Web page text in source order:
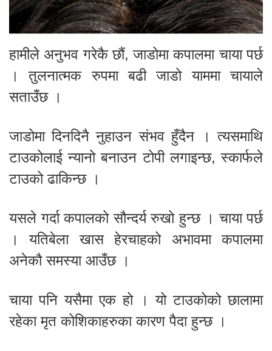
हामीले अनुभव गरेकै छौं, जाडोमा कपालमा चाया पर्छ
। तुलनात्मक रुपमा बढी जाडो याममा चायाले
सताउँछ ।
जाडोमा दिनदिनै नुहाउन संभव हुँदैन । त्यसमाथि
टाउकोलाई न्यानो बनाउन टोपी लगाइन्छ, स्कार्फले
टाउको ढाकिन्छ ।
यसले गर्दा कपालको सौन्दर्य रुखो हुन्छ । चाया पर्छ
। यतिबेला खास हेरचाहको अभावमा कपालमा
अनेकौ समस्या आउँछ ।
चाया पनि यसैमा एक हो । यो टाउकोको छालामा
रहेका मृत कोशिकाहरुका कारण पैदा हुन्छ ।